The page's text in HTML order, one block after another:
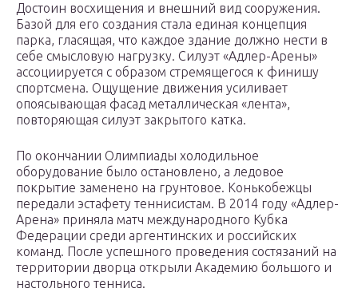
Достоин восхищения и внешний вид сооружения.
Базой для его создания стала единая концепция
парка, гласящая, что каждое здание должно нести в
себе смысловую нагрузку. Силуэт «Адлер-Арены»
ассоциируется с образом стремящегося к финишу
спортсмена. Ощущение движения усиливает
опоясывающая фасад металлическая «лента»,
повторяющая силуэт закрытого катка.
По окончании Олимпиады холодильное
оборудование было остановлено, а ледовое
покрытие заменено на грунтовое. Конькобежцы
передали эстафету теннисистам. В 2014 году «Адлер-
Арена» приняла матч международного Кубка
Федерации среди аргентинских и российских
команд. После успешного проведения состязаний на
территории дворца открыли Академию большого и
настольного тенниса.